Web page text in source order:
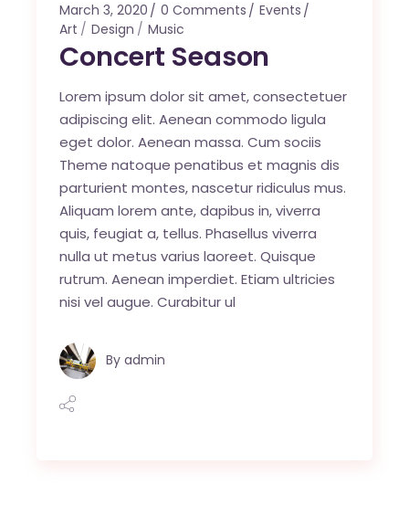
March 3, 2020 0 Comments
Events
Art
Design Music
Concert Season
Lorem ipsum dolor sit amet, consectetuer
adipiscing elit. Aenean commodo ligula
eget dolor. Aenean massa. Cum sociis
Theme natoque penatibus et magnis dis
parturient montes, nascetur ridiculus mus.
Aliquam lorem ante, dapibus in, viverra
quis, feugiat a, tellus. Phasellus viverra
nulla ut metus varius laoreet. Quisque
rutrum. Aenean imperdiet. Etiam ultricies
nisi vel augue. Curabitur ul
By admin